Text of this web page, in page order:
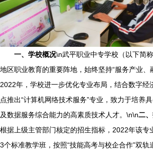
一、学校概况\n武平职业中专学校（以下简
地区职业教育的重要阵地，始终坚持“服务产业、
2022年，学校进一步优化专业布局，结合数字经
点推出“计算机网络技术服务”专业，致力于培养
及数据服务综合能力的高素质技术人才。\n\n二
根据上级主管部门核定的招生指标，2022年该专
3个标准教学班，按照“技能高考与校企合作”双